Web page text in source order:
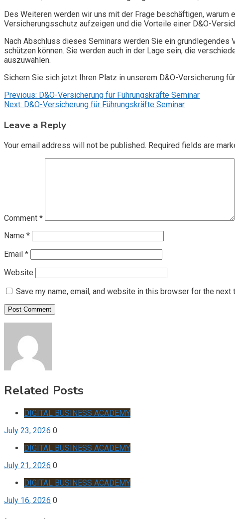
Des Weiteren werden wir uns mit der Frage beschäftigen,
Versicherungsschutz aufzeigen und die Vorteile einer D&O-
Nach Abschluss dieses Seminars werden Sie ein grundlegendes
schützen können. Sie werden auch in der Lage sein, die
auszuwählen.
Sichern Sie sich jetzt Ihren Platz in unserem D&O-Versicherung
Post
navigation
Previous: D&O-Versicherung für Führungskräfte Seminar
Next: D&O-Versicherung für Führungskräfte Seminar
Leave a Reply
Your email address will not be published. Required fields are
Comment *
Name *
Email *
Website
Save my name, email, and website in this browser for the next
Related Posts
DIGITAL BUSINESS ACADEMY
July 23, 2026 0
DIGITAL BUSINESS ACADEMY
July 21, 2026 0
DIGITAL BUSINESS ACADEMY
July 16, 2026 0